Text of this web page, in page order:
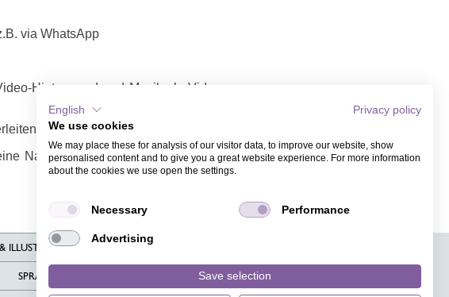
via WhatsApp
Hintergrund und Musik als Video
oder per Link / Video teilen
Nachricht hinterlassen. Empfänger
ILLUSTRATIONEN
SPRACHEN HILFE
English
Privacy policy
We use cookies
We may place these for analysis of our visitor data, to improve our website, show
personalised content and to give you a great website experience. For more information
about the cookies we use open the settings.
Necessary Performance
Advertising
Save selection